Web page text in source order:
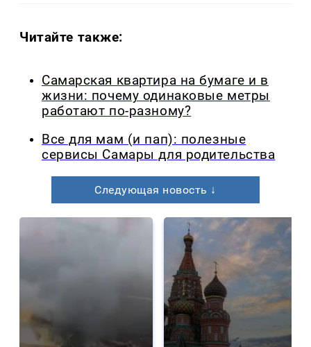
Читайте также:
Самарская квартира на бумаге и в
жизни: почему одинаковые метры
работают по-разному?
Все для мам (и пап): полезные
сервисы Самары для родительства
Следующая новость ↓